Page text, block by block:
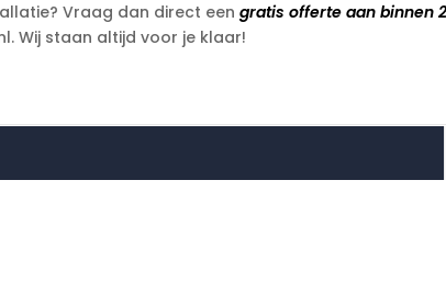
Vraag dan direct eengratis offerte aan binnen
Wij staan altijd voor je klaar!